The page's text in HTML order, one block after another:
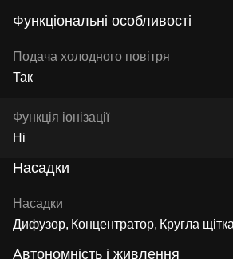
Функціональні особливості
Подача холодного повітря
Так
Функція іонізації
Ні
Насадки
Насадки
Дифузор Концентратор Кругла щітка
Автономність і живлення